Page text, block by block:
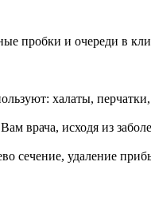
пробки и очереди в
халаты,
врача, исходя из
сечение, удаление